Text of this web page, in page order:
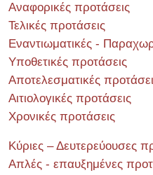
Αναφορικές προτάσεις
Τελικές προτάσεις
Εναντιωματικές -
Υποθετικές προτάσεις
Αποτελεσματικές
Αιτιολογικές προτάσεις
Χρονικές προτάσεις
Κύριες – Δευτερεύουσες
Απλές - επαυξημένες